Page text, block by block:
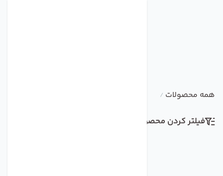
همه محصولات /
فیلتر کردن محصولات